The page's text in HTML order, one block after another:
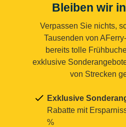
Bleiben wir
Verpassen Sie nichts,
Tausenden von
bereits tolle
exklusive
von Strecken
Exklusive
Rabatte mit
%